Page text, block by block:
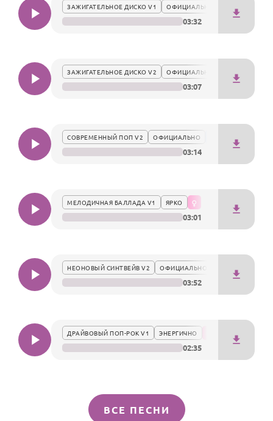
По годамЗАЖИГАТЕЛЬНОЕ ДИСКО V1 ОФИЦИАЛЬНО
03:32
ЗАЖИГАТЕЛЬНОЕ ДИСКО V2 ОФИЦИАЛЬНО
03:07
СОВРЕМЕННЫЙ ПОП V2 ОФИЦИАЛЬНО
03:14
МЕЛОДИЧНАЯ БАЛЛАДА V1 ЯРКО
03:01
НЕОНОВЫЙ СИНТВЕЙВ V2 ОФИЦИАЛЬНО
03:52
ДРАЙВОВЫЙ ПОП-РОК V1 ЭНЕРГИЧНО
02:35
ВСЕ ПЕСНИ